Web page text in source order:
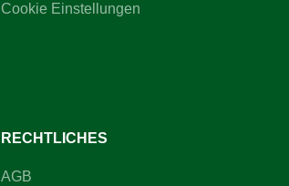
Cookie Einstellungen
RECHTLICHES
AGB